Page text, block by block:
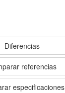
Diferencias
referencias
especificaciones